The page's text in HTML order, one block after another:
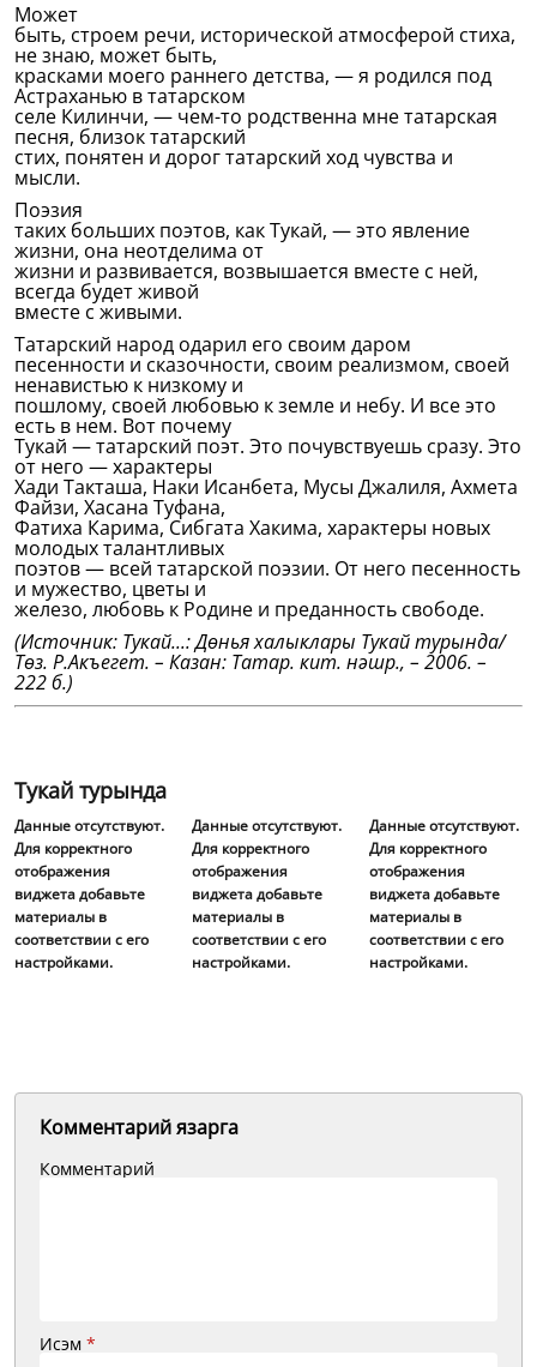
Может
быть, строем речи, исторической атмосферой стиха,
не знаю, может быть,
красками моего раннего детства, — я родился под
Астраханью в татарском
селе Килинчи, — чем-то родственна мне татарская
песня, близок татарский
стих, понятен и дорог татарский ход чувства и
мысли.
Поэзия
таких больших поэтов, как Тукай, — это явление
жизни, она неотделима от
жизни и развивается, возвышается вместе с ней,
всегда будет живой
вместе с живыми.
Татарский народ одарил его своим даром
песенности и сказочности, своим реализмом, своей
ненавистью к низкому и
пошлому, своей любовью к земле и небу. И все это
есть в нем. Вот почему
Тукай — татарский поэт. Это почувствуешь сразу. Это
от него — характеры
Хади Такташа, Наки Исанбета, Мусы Джалиля, Ахмета
Файзи, Хасана Туфана,
Фатиха Карима, Сибгата Хакима, характеры новых
молодых талантливых
поэтов — всей татарской поэзии. От него песенность
и мужество, цветы и
железо, любовь к Родине и преданность свободе.
(Источник: Тукай...: Дөнья халыклары Тукай турында/
Төз. Р.Акъегет. – Казан: Татар. кит. нәшр., – 2006. –
222 б.)
Тукай турында
Данные отсутствуют.
Для корректного
отображения
виджета добавьте
материалы в
соответствии с его
настройками.
Данные отсутствуют.
Для корректного
отображения
виджета добавьте
материалы в
соответствии с его
настройками.
Данные отсутствуют.
Для корректного
отображения
виджета добавьте
материалы в
соответствии с его
настройками.
Комментарий язарга
Комментарий
Исэм *